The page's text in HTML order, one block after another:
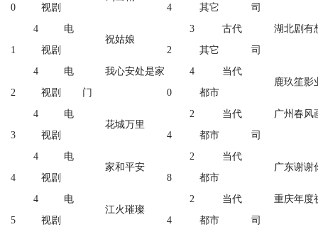
0
视剧
4
其它
司
4
1
电
视剧
祝姑娘
3
2
古代
其它
湖北剧有
司
4
2
电
视剧
我心安处是家
门
4
0
当代
都市
鹿玖笙影
4
3
电
视剧
花城万里
2
4
当代
都市
广州春风
司
4
4
电
视剧
家和平安
2
8
当代
都市
广东谢谢
4
5
电
视剧
江火璀璨
2
4
当代
都市
重庆年度
司